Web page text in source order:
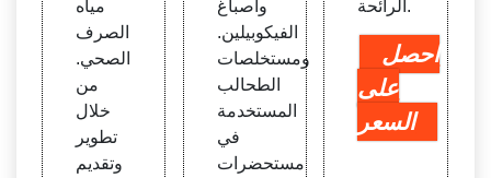
مياه
الصرف
الصحي.
من
خلال
تطوير
وتقديم
وأصباغ
الفيكوبيلين.
ومستخلصات
الطحالب
المستخدمة
في
مستحضرات
الرائحة.
احصل
على
السعر